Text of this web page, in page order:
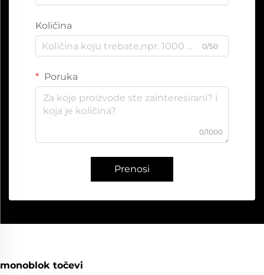
Količina
0/50
Poruka
0/1000
Prenosi
monoblok točevi